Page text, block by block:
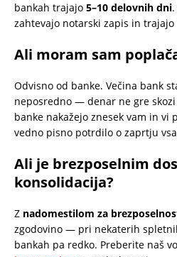
bankah trajajo 5–10 delovnih dni
zahtevajo notarski zapis in trajajo
Ali moram sam
Odvisno od banke. Večina bank
neposredno — denar ne gre
banke nakažejo znesek vam in vi
vedno pisno potrdilo o zaprtju
Ali je brezposelnim
konsolidacija?
Z nadomestilom za
zgodovino — pri nekaterih
bankah pa redko. Preberite naš